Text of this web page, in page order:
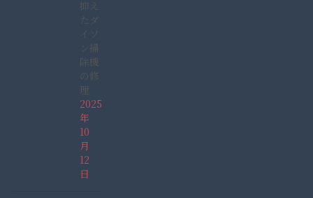
抑え
たダ
イソ
ン掃
除機
の修
理
2025
年
10
月
12
日